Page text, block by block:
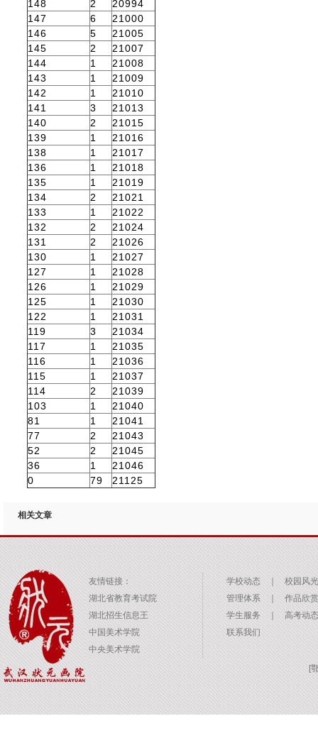
148 2
20994
147
6
21000
146
5
21005
145
2
21007
144
1
21008
143
1
21009
142
1
21010
141
3
21013
140
2
21015
139
1
21016
138
1
21017
136
1
21018
135
1
21019
134
2
21021
133
1
21022
132
2
21024
131
2
21026
130
1
21027
127
1
21028
126
1
21029
125
1
21030
122
1
21031
119
3
21034
117
1
21035
116
1
21036
115
1
21037
114
2
21039
103
1
21040
81
1
21041
77
2
21043
52
2
21045
36
1
21046
0
79 21125
相关文章
友情链接：
湖北省教育考试院
湖北招生信息王
中国美术学院
中央美术学院
学校动态 ｜
校园风光
管理体系
｜ 作品欣赏
学生服务
｜ 高考动态
联系我们
[